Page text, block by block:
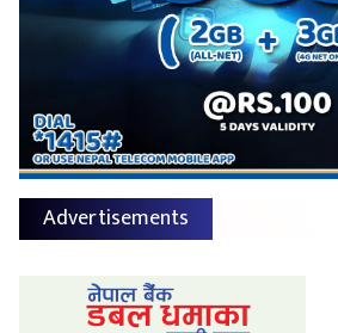
Advertisements